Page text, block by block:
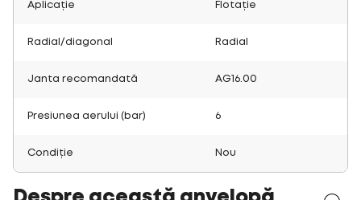
Aplicație Flotație
Radial/diagonal Radial
Janta recomandată AG16.00
Presiunea aerului (bar) 6
Condiție Nou